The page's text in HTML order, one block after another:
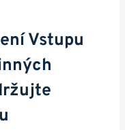
Vstupu